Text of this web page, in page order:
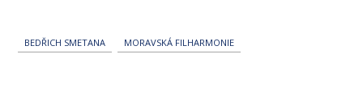
BEDŘICH SMETANA MORAVSKÁ FILHARMONIE